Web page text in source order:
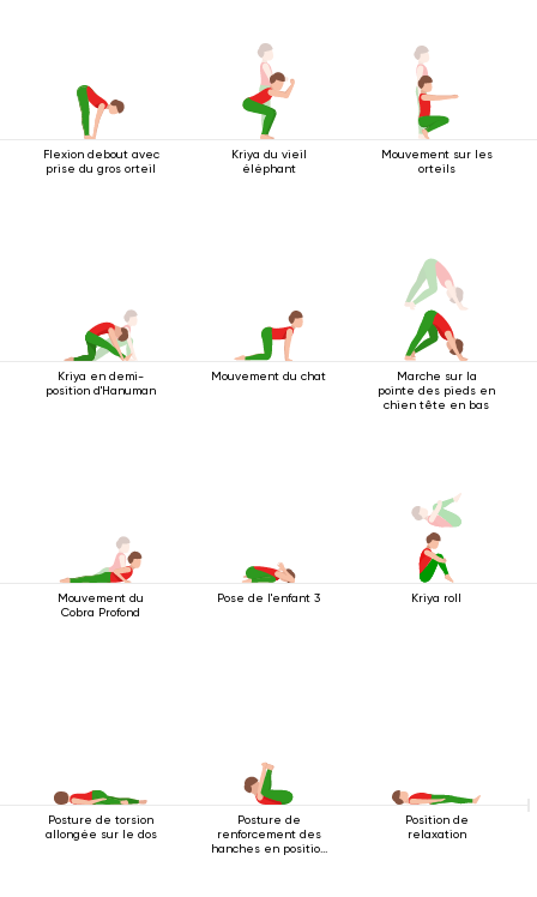
Flexion debout avec
prise du gros orteil
Kriya du vieil
éléphant
Mouvement sur les
orteils
Kriya en demi-
position d'Hanuman
Mouvement du chat
Marche sur la
pointe des pieds en
chien tête en bas
Mouvement du
Cobra Profond
Pose de l'enfant 3 Kriya roll
Posture de torsion
allongée sur le dos
Posture de
renforcement des
hanches en position
Position de
relaxation